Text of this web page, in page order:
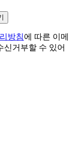
방침에 따른 이메
신거부할 수 있어